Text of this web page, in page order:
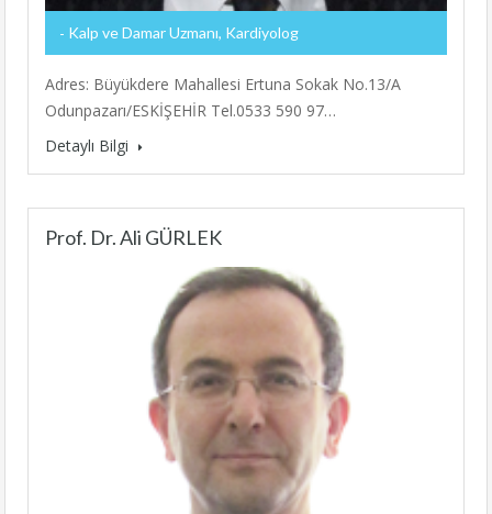
Kalp ve Damar Uzmanı, Kardiyolog
Adres: Büyükdere Mahallesi Ertuna Sokak No.13/A
Odunpazarı/ESKİŞEHİR Tel.0533 590 97…
Detaylı Bilgi
Prof. Dr. Ali GÜRLEK